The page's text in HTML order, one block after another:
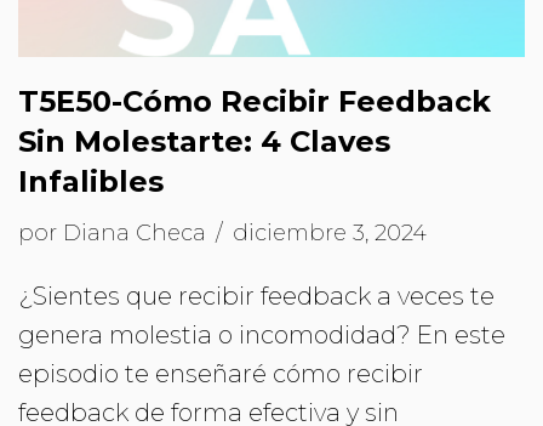
T5E50-Cómo Recibir Feedback
Sin Molestarte: 4 Claves
Infalibles
por Diana Checa diciembre 3, 2024
¿Sientes que recibir feedback a veces te
genera molestia o incomodidad? En este
episodio te enseñaré cómo recibir
feedback de forma efectiva y sin